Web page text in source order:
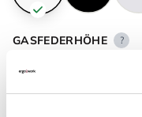
GASFEDERHÖHE ?